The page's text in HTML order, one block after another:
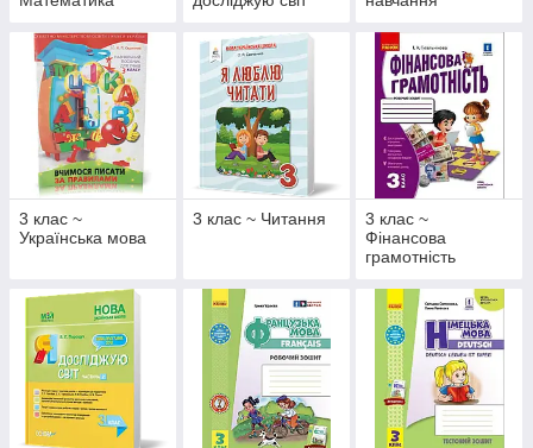
3 клас ~
Українська мова
3 клас ~ Читання
3 клас ~
Фінансова
грамотність